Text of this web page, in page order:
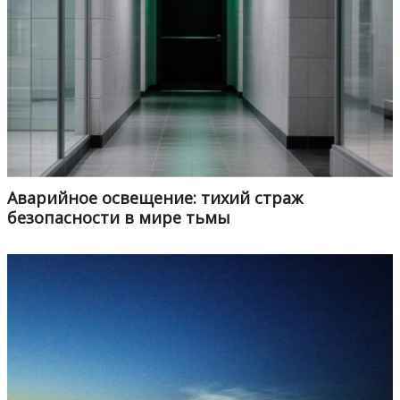
Аварийное освещение: тихий страж
безопасности в мире тьмы